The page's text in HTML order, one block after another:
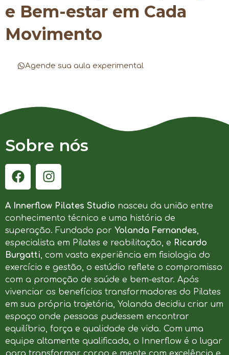
e Bem-estar em Cada
Movimento
Agende sua aula experimental
Sobre nós
A Innerflow Pilates Studio nasceu da união entre
conhecimento técnico e uma história de
superação. Fundado por Yolanda Fernandes,
especialista em Pilates e reabilitação, e Ricardo
Burgatti, com vasta experiência em fisiologia do
exercício e gestão, o estúdio reflete o compromisso
com a promoção de saúde e bem-estar. Após
vivenciar os benefícios transformadores do Pilates
em sua própria trajetória, Yolanda decidiu criar um
espaço onde pessoas pudessem encontrar
equilíbrio, força e qualidade de vida. Com uma
equipe altamente qualificada, o Innerflow é o lugar